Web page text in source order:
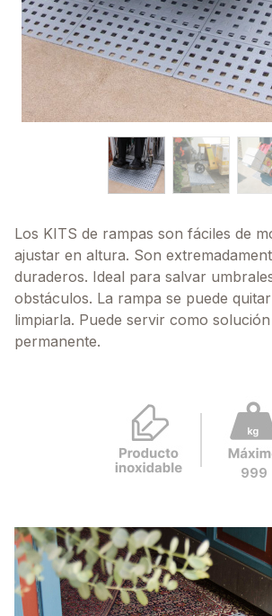
Los KITS de rampas son fáciles de
ajustar en altura. Son
duraderos. Ideal para salvar
obstáculos. La rampa se puede
limpiarla. Puede servir como
permanente.
999